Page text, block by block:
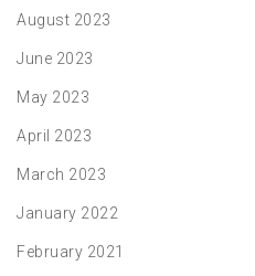
August 2023
June 2023
May 2023
April 2023
March 2023
January 2022
February 2021